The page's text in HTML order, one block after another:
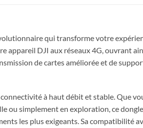
qui transforme votre
appareil DJI aux réseaux 4G, ouvrant
de cartes améliorée et de
à haut débit et stable. Que
ou simplement en exploration, ce
les plus exigeants. Sa compatibilité